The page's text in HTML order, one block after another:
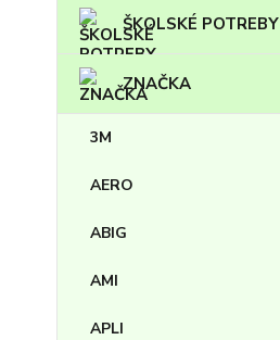
ŠKOLSKÉ POTREBY
ZNAČKA
3M
AERO
ABIG
AMI
APLI